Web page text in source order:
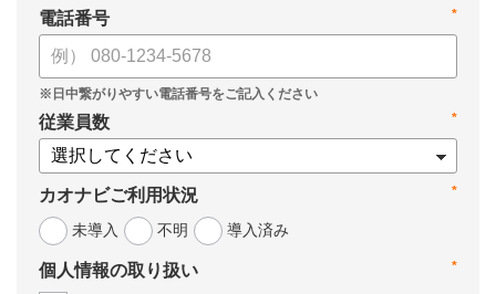
*
電話番号
*
従業員数
*
カオナビご利用状況
未導入
不明 導入済み
*
個人情報の取り扱い